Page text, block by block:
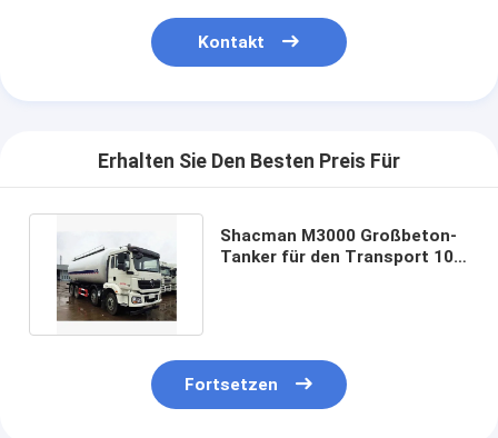
Kontakt
Erhalten Sie Den Besten Preis Für
Shacman M3000 Großbeton-
Tanker für den Transport 10
Fortsetzen